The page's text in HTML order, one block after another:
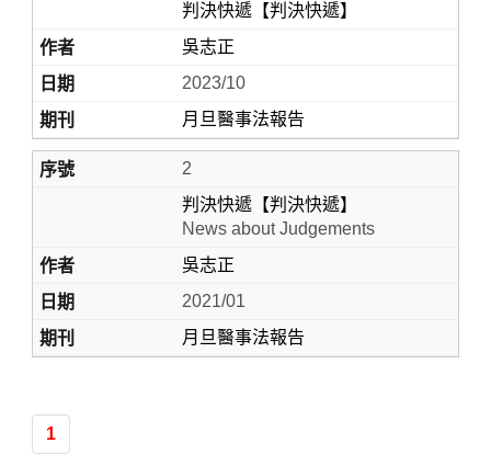
Home
判決快遞【判決快遞】
吳志正
2023/10
月旦醫事法報告
2
判決快遞【判決快遞】
News about Judgements
吳志正
2021/01
月旦醫事法報告
1